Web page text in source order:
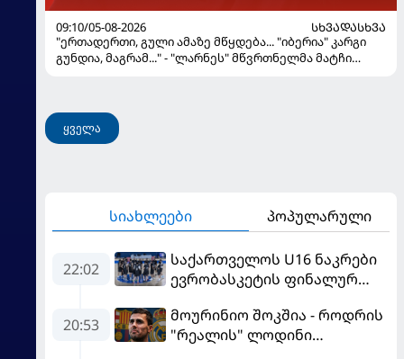
09:10/05-08-2026
ᲡᲮᲕᲐᲓᲐᲡᲮᲕᲐ
"ერთადერთი, გული ამაზე მწყდება... "იბერია" კარგი
გუნდია, მაგრამ..." - "ლარნეს" მწვრთნელმა მატჩი
ყველა
სიახლეები პოპულარული
22:02
საქართველოს U16 ნაკრები
ევრობასკეტის ფინალურ
ასპარეზობას იწყებს
20:53
მოურინიო შოკშია - როდრის
"რეალის" ლოდინი